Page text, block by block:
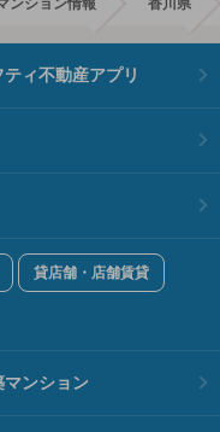
ティ不動産アプリ
貸店舗・店舗賃貸
マンション